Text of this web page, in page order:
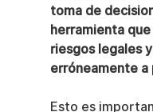
toma de
herramienta
riesgos legales
erróneamente a
Esto es